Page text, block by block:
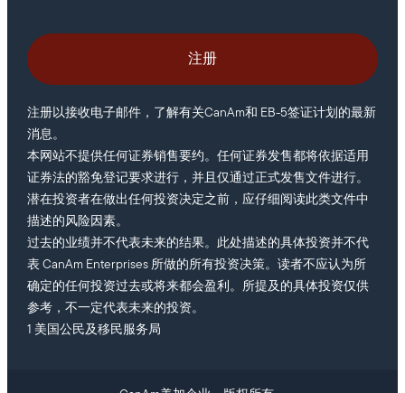
注册以接收电子邮件，了解有关CanAm和 EB-5签证计划的最新
消息。
本网站不提供任何证券销售要约。任何证券发售都将依据适用
证券法的豁免登记要求进行，并且仅通过正式发售文件进行。
潜在投资者在做出任何投资决定之前，应仔细阅读此类文件中
描述的风险因素。
过去的业绩并不代表未来的结果。此处描述的具体投资并不代
表 CanAm Enterprises 所做的所有投资决策。读者不应认为所
确定的任何投资过去或将来都会盈利。所提及的具体投资仅供
参考，不一定代表未来的投资。
1 美国公民及移民服务局